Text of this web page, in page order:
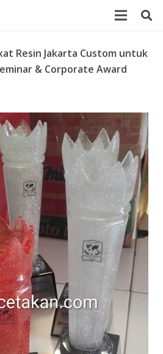
Resin Jakarta Custom untuk
& Corporate Award